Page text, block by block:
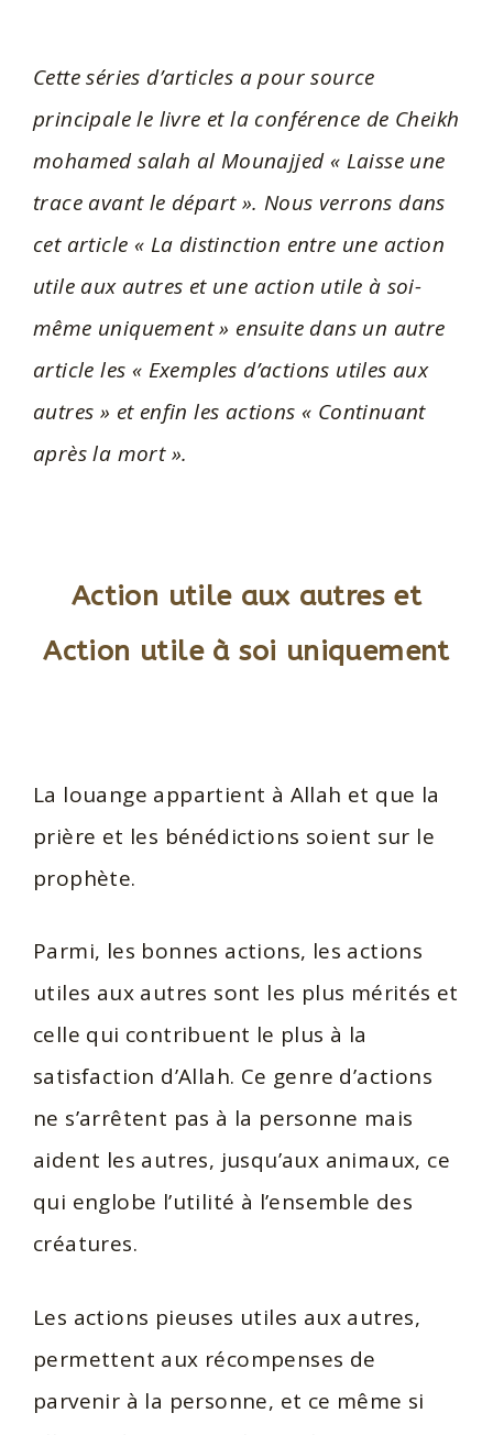
Cette séries d’articles a pour source
principale le livre et la conférence de Cheikh
mohamed salah al Mounajjed « Laisse une
trace avant le départ ». Nous verrons dans
cet article « La distinction entre une action
utile aux autres et une action utile à soi-
même uniquement » ensuite dans un autre
article les « Exemples d’actions utiles aux
autres » et enfin les actions « Continuant
après la mort ».
Action utile aux autres et
Action utile à soi uniquement
La louange appartient à Allah et que la
prière et les bénédictions soient sur le
prophète.
Parmi, les bonnes actions, les actions
utiles aux autres sont les plus mérités et
celle qui contribuent le plus à la
satisfaction d’Allah. Ce genre d’actions
ne s’arrêtent pas à la personne mais
aident les autres, jusqu’aux animaux, ce
qui englobe l’utilité à l’ensemble des
créatures.
Les actions pieuses utiles aux autres,
permettent aux récompenses de
parvenir à la personne, et ce même si